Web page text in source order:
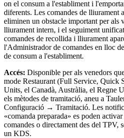
on el consum a l'establiment i
diferents. Les comandes de lliurament
eliminen un obstacle important per als
lliurament intern, i el seguiment
comandes de recollida i lliurament
l'Administrador de comandes en lloc
de consum a l'establiment.
Accés: Disponible per als venedors
mode Restaurant (Full Service, Quick
Units, el Canadà, Austràlia, el Regne
els mètodes de tramitació, aneu a
Configuració → Tramitació. Les
«comanda preparada» es poden
comandes o directament des del TPV,
un KDS.